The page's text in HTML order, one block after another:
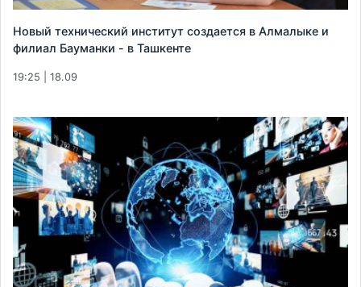
Новый технический институт создается в Алмалыке и
филиал Бауманки - в Ташкенте
19:25 | 18.09